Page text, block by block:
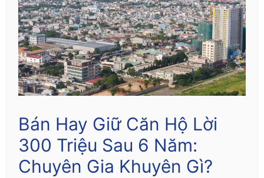
Bán Hay Giữ Căn Hộ Lời
300 Triệu Sau 6 Năm:
Chuyên Gia Khuyên Gì?